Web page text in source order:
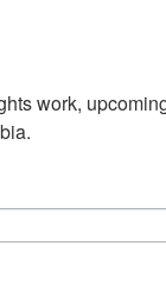
work,